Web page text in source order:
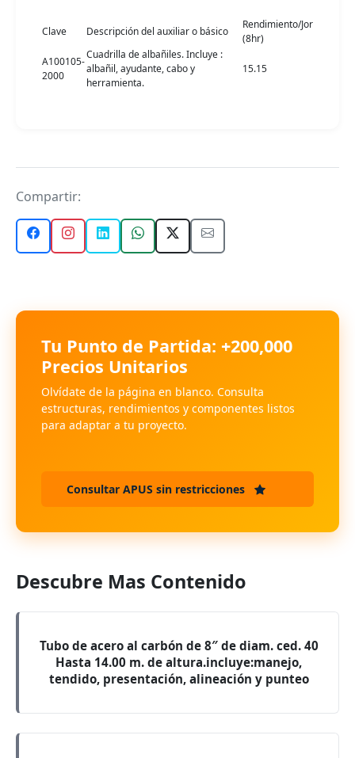
Clave Descripción del auxiliar o básico
Rendimiento/Jor
(8hr)
A100105-
2000
Cuadrilla de albañiles. Incluye :
albañil, ayudante, cabo y
herramienta.
15.15
Compartir:
Tu Punto de Partida: +200,000
Precios Unitarios
Olvídate de la página en blanco. Consulta
estructuras, rendimientos y componentes listos
para adaptar a tu proyecto.
Consultar APUS sin restricciones
Descubre Mas Contenido
Tubo de acero al carbón de 8″ de diam. ced. 40
Hasta 14.00 m. de altura.incluye:manejo,
tendido, presentación, alineación y punteo